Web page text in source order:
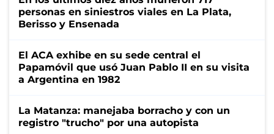
personas en siniestros viales en La Plata,
Berisso y Ensenada
El ACA exhibe en su sede central el
Papamóvil que usó Juan Pablo II en su visita
a Argentina en 1982
La Matanza: manejaba borracho y con un
registro "trucho" por una autopista